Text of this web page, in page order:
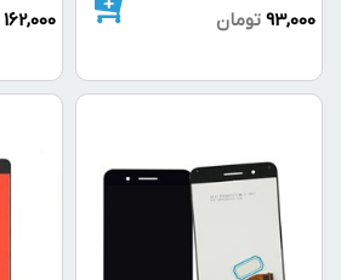
93,000 تومان 162,000